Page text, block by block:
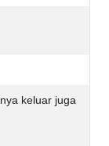
keluar juga